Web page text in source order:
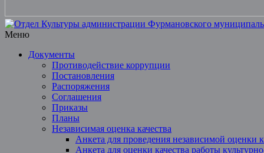
Фурмановского
муниципального
Муниципальное
учреждение
Меню
Документы
Противодействие коррупции
Постановления
Распоряжения
Соглашения
Приказы
Планы
Независимая оценка качества
Анкета для проведения независимой оценки
Анкета для оценки качества работы